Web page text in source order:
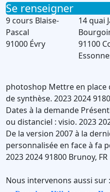
Se renseigner
9 cours Blaise-
Pascal
91000 Évry
14 quai
91100
photoshop Mettre en place
de synthèse. 20232024
Dates à la demande
ou distanciel : visio. 2023
De la version 2007 à la
personnalisée en face à fa
2023202491800 Brunoy, FR
Nous intervenons aussi sur :